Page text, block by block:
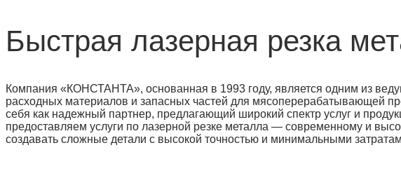
Быстрая лазерная резка
Компания «КОНСТАНТА», основанная в 1993 году, является одним из
расходных материалов и запасных частей для мясоперерабатывающей
себя как надежный партнер, предлагающий широкий спектр услуг и
предоставляем услуги по лазерной резке металла — современному и
создавать сложные детали с высокой точностью и минимальными